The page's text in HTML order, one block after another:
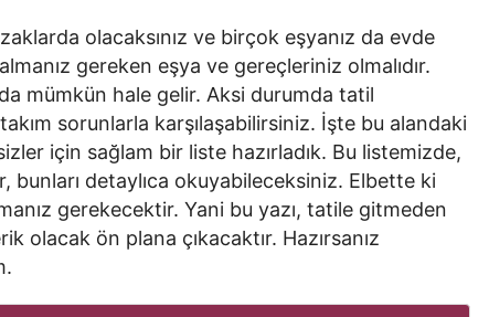
olacaksınız ve birçok eşyanız da evde
gereken eşya ve gereçleriniz olmalıdır.
mümkün hale gelir. Aksi durumda tatil
sorunlarla karşılaşabilirsiniz. İşte bu alandaki
için sağlam bir liste hazırladık. Bu listemizde,
bunları detaylıca okuyabileceksiniz. Elbette ki
gerekecektir. Yani bu yazı, tatile gitmeden
olacak ön plana çıkacaktır. Hazırsanız